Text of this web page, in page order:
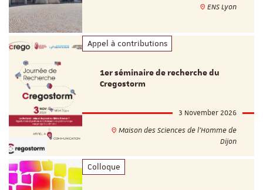
ENS Lyon
Appel à contributions
1er séminaire de recherche du
Cregostorm
3 November 2026
Maison des Sciences de l'Homme de
Dijon
Colloque